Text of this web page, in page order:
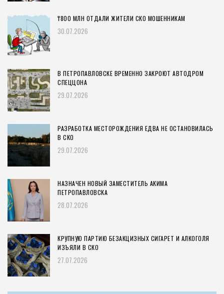
₸800 МЛН ОТДАЛИ ЖИТЕЛИ СКО МОШЕННИКАМ
30.07.2026
В ПЕТРОПАВЛОВСКЕ ВРЕМЕННО ЗАКРОЮТ АВТОДРОМ
СПЕЦЦОНА
29.07.2026
РАЗРАБОТКА МЕСТОРОЖДЕНИЯ ЕДВА НЕ ОСТАНОВИЛАСЬ
В СКО
29.07.2026
НАЗНАЧЕН НОВЫЙ ЗАМЕСТИТЕЛЬ АКИМА
ПЕТРОПАВЛОВСКА
28.07.2026
КРУПНУЮ ПАРТИЮ БЕЗАКЦИЗНЫХ СИГАРЕТ И АЛКОГОЛЯ
ИЗЪЯЛИ В СКО
27.07.2026